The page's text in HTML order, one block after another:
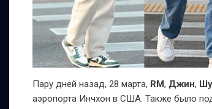
Пару дней назад, 28 марта, RM, Джин,
аэропорта Инчхон в США. Также было